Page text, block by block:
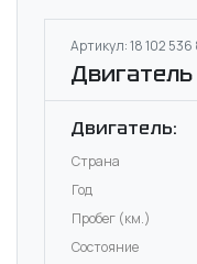
Артикул: 18 102
Двигатель
Двигатель:
Страна
Год
Пробег (км.)
Состояние